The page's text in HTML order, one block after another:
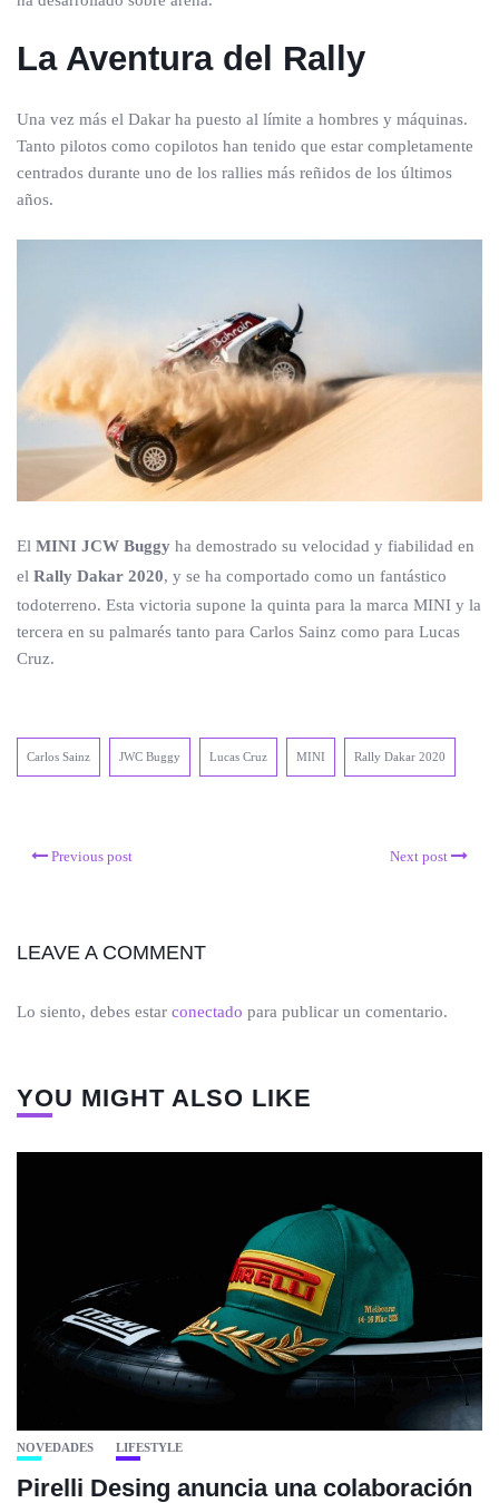
La Aventura del Rally
Una vez más el Dakar ha puesto al límite a hombres y máquinas.
Tanto pilotos como copilotos han tenido que estar completamente
centrados durante uno de los rallies más reñidos de los últimos
años.
El MINI JCW Buggy ha demostrado su velocidad y fiabilidad en
el Rally Dakar 2020, y se ha comportado como un fantástico
todoterreno. Esta victoria supone la quinta para la marca MINI y la
tercera en su palmarés tanto para Carlos Sainz como para Lucas
Cruz.
Carlos Sainz JWC Buggy Lucas Cruz MINI Rally Dakar 2020
Previous post Next post
LEAVE A COMMENT
Lo siento, debes estar conectado para publicar un comentario.
YOU MIGHT ALSO LIKE
NOVEDADES LIFESTYLE
Pirelli Desing anuncia una colaboración